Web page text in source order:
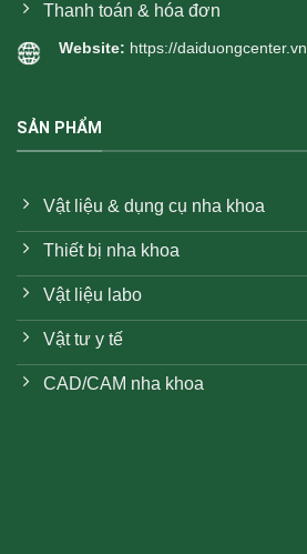
Thanh toán & hóa đơn
Website: https://daiduongcenter.vn
SẢN PHẨM
Vật liệu & dụng cụ nha khoa
Thiết bị nha khoa
Vật liệu labo
Vật tư y tế
CAD/CAM nha khoa